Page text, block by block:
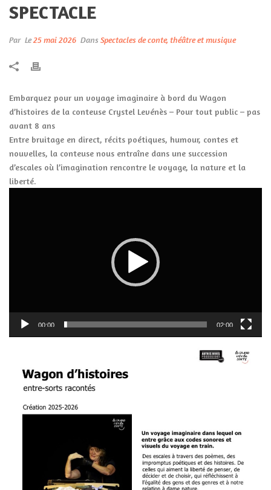
SPECTACLE
Par Le25 mai 2026 Dans Spectacles de conte, théâtre et musique
Embarquez pour un voyage imaginaire à bord du Wagon
d’histoires de la conteuse Crystel Levénès – Pour tout public – pas
avant 8 ans
Entre bruitage en direct, récits poétiques, humour, contes et
nouvelles, la conteuse nous entraîne dans une succession
d’escales où l’imagination rencontre le voyage, la nature et la
liberté.
00:00 02:00